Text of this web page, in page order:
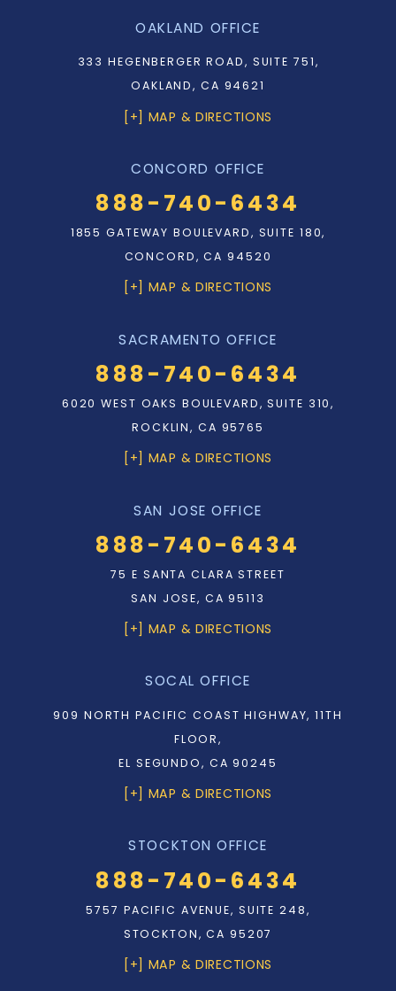
OAKLAND OFFICE
333 HEGENBERGER ROAD, SUITE 751,
OAKLAND, CA 94621
[+] MAP & DIRECTIONS
CONCORD OFFICE
888-740-6434
1855 GATEWAY BOULEVARD, SUITE 180,
CONCORD, CA 94520
[+] MAP & DIRECTIONS
SACRAMENTO OFFICE
888-740-6434
6020 WEST OAKS BOULEVARD, SUITE 310,
ROCKLIN, CA 95765
[+] MAP & DIRECTIONS
SAN JOSE OFFICE
888-740-6434
75 E SANTA CLARA STREET
SAN JOSE, CA 95113
[+] MAP & DIRECTIONS
SOCAL OFFICE
909 NORTH PACIFIC COAST HIGHWAY, 11TH
FLOOR,
EL SEGUNDO, CA 90245
[+] MAP & DIRECTIONS
STOCKTON OFFICE
888-740-6434
5757 PACIFIC AVENUE, SUITE 248,
STOCKTON, CA 95207
[+] MAP & DIRECTIONS